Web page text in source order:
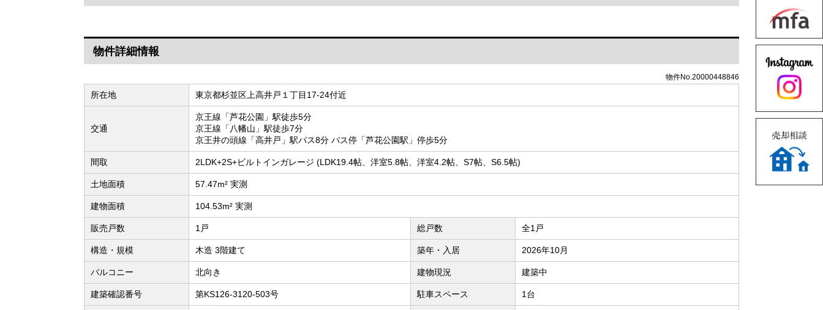
物件詳細情報
物件No.20000448846
所在地 東京都杉並区上高井戸１丁目17-24付近
交通
京王線「芦花公園」駅徒歩5分
京王線「八幡山」駅徒歩7分
京王井の頭線「高井戸」駅バス8分 バス停「芦花公園駅」停歩5分
間取 2LDK+2S+ビルトインガレージ (LDK19.4帖、洋室5.8帖、洋室4.2帖、S7帖、S6.5帖)
土地面積 57.47m² 実測
建物面積 104.53m² 実測
販売戸数 1戸 総戸数 全1戸
構造・規模 木造 3階建て 築年・入居 2026年10月
バルコニー 北向き 建物現況 建築中
建築確認番号 第KS126-3120-503号 駐車スペース 1台